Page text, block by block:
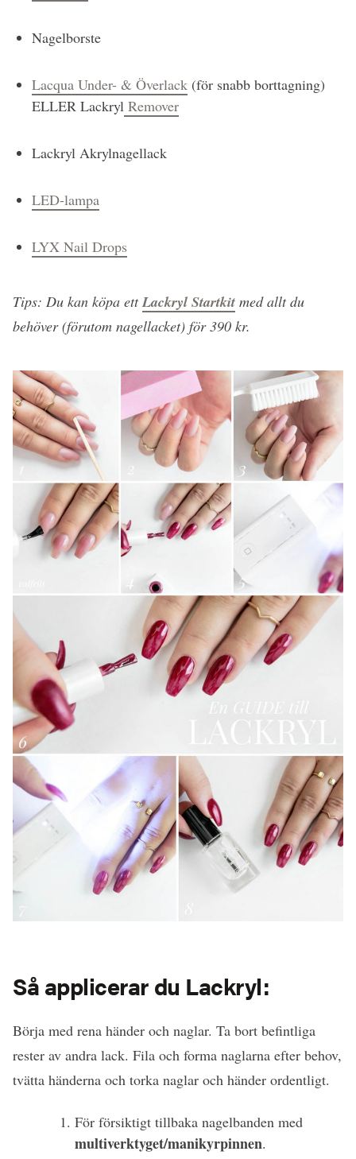
Nagelborste
Lacqua Under- & Överlack (för snabb borttagning)
ELLER Lackryl Remover
Lackryl Akrylnagellack
LED-lampa
LYX Nail Drops
Tips: Du kan köpa ettLackryl Startkit med allt du
behöver (förutom nagellacket) för 390 kr.
Så applicerar du Lackryl:
Börja med rena händer och naglar. Ta bort befintliga
rester av andra lack. Fila och forma naglarna efter behov,
tvätta händerna och torka naglar och händer ordentligt.
För försiktigt tillbaka nagelbanden med
multiverktyget/manikyrpinnen.